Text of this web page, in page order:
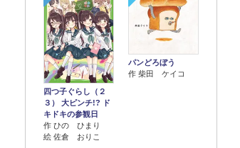
四つ子ぐらし（２
３） 大ピンチ!? ド
キドキの参観日
作 ひの ひまり
絵 佐倉 おりこ
パンどろぼう
作 柴田 ケイコ